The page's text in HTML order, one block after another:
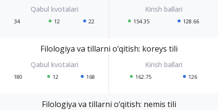
34 12 22 154.35 128.66
Filologiya va tillarni o‘qitish: koreys tili
180 12 168 162.75 126
Filologiya va tillarni o‘qitish: nemis tili